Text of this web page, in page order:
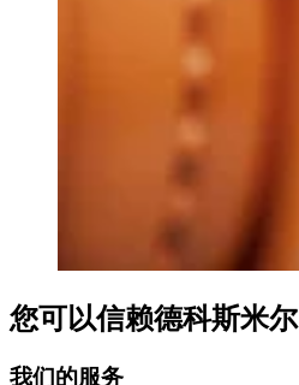
您可以信赖德科斯米尔
我们的服务